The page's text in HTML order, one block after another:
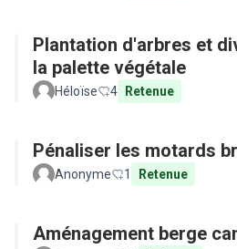
Plantation d'arbres et
la palette végétale
Héloïse 4 Retenue
Pénaliser les motards
Anonyme 1 Retenue
Aménagement berge